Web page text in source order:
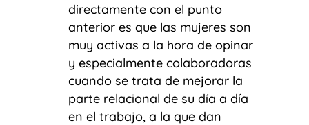
directamente con el punto
anterior es que las mujeres son
muy activas a la hora de opinar
y especialmente colaboradoras
cuando se trata de mejorar la
parte relacional de su día a día
en el trabajo, a la que dan